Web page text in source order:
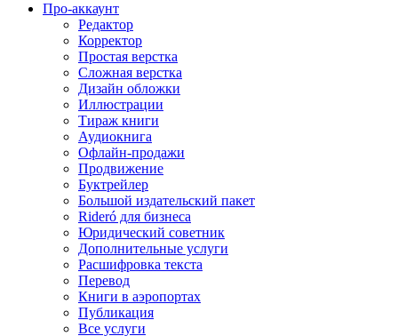
Про-аккаунт
Редактор
Корректор
Простая верстка
Сложная верстка
Дизайн обложки
Иллюстрации
Тираж книги
Аудиокнига
Офлайн-продажи
Продвижение
Буктрейлер
Большой издательский пакет
Rideró для бизнеса
Юридический советник
Дополнительные услуги
Расшифровка текста
Перевод
Книги в аэропортах
Публикация
Все услуги